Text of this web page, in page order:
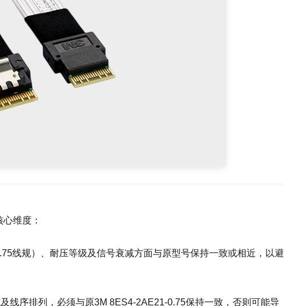
维度：
线规）、耐压等级及信号衰减方面与原型号保持一致或相近，以避
线序排列，必须与原3M 8ES4-2AE21-0.75保持一致，否则可能导